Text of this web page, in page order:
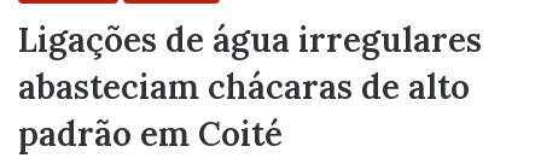
Ligações de água irregulares
abasteciam chácaras de alto
padrão em Coité